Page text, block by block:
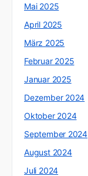
Mai 2025
April 2025
März 2025
Februar 2025
Januar 2025
Dezember 2024
Oktober 2024
September 2024
August 2024
Juli 2024